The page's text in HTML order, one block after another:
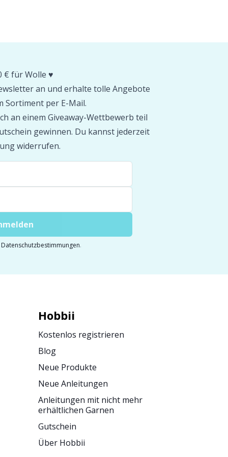
€ für Wolle ♥️
an und erhalte tolle Angebote
Sortiment per E-Mail.
an einem Giveaway-Wettbewerb teil
gewinnen. Du kannst jederzeit
widerrufen.
Datenschutzbestimmungen.
Hobbii
Kostenlos registrieren
Blog
Neue Produkte
Neue Anleitungen
Anleitungen mit nicht mehr
erhältlichen Garnen
Gutschein
Über Hobbii